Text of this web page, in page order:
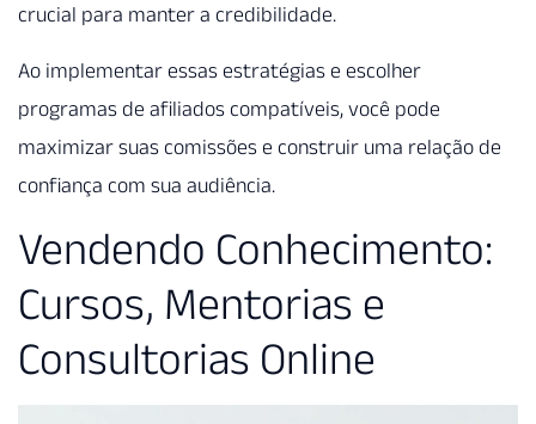
crucial para manter a credibilidade.
Ao implementar essas estratégias e escolher
programas de afiliados compatíveis, você pode
maximizar suas comissões e construir uma relação de
confiança com sua audiência.
Vendendo Conhecimento:
Cursos, Mentorias e
Consultorias Online